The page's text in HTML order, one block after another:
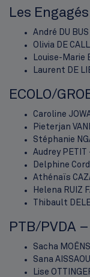
Les
André DU
Olivia DE
Louise-Marie
Laurent DE
ECOLO/
Caroline
Pieterjan
Stéphanie
Audrey PETIT
Delphine
Athénaïs
Helena RUIZ
Thibault
PTB/PVDA
Sacha
Sana
Lise